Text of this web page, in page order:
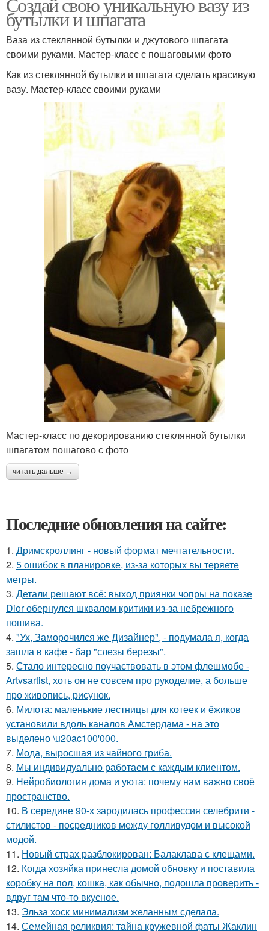
бутылки и шпагата
Ваза из стеклянной бутылки и джутового шпагата
своими руками. Мастер-класс с пошаговыми фото
Как из стеклянной бутылки и шпагата сделать красивую
вазу. Мастер-класс своими руками
Мастер-класс по декорированию стеклянной бутылки
шпагатом пошагово с фото
читать дальше →
Последние обновления на сайте:
1. Дримскроллинг - новый формат мечтательности.
2. 5 ошибок в планировке, из-за которых вы теряете
метры.
3. Детали решают всё: выход приянки чопры на показе
Dior обернулся шквалом критики из-за небрежного
пошива.
4. "Ух, Заморочился же Дизайнер", - подумала я, когда
зашла в кафе - бар "слезы березы".
5. Стало интересно поучаствовать в этом флешмобе -
Artvsartist, хоть он не совсем про рукоделие, а больше
про живопись, рисунок.
6. Милота: маленькие лестницы для котеек и ёжиков
установили вдоль каналов Амстердама - на это
выделено \u20ac100'000.
7. Мода, выросшая из чайного гриба.
8. Мы индивидуально работаем с каждым клиентом.
9. Нейробиология дома и уюта: почему нам важно своё
пространство.
10. В середине 90-х зародилась профессия селебрити -
стилистов - посредников между голливудом и высокой
модой.
11. Новый страх разблокирован: Балаклава с клещами.
12. Когда хозяйка принесла домой обновку и поставила
коробку на пол, кошка, как обычно, подошла проверить -
вдруг там что-то вкусное.
13. Эльза хоск минимализм желанным сделала.
14. Семейная реликвия: тайна кружевной фаты Жаклин